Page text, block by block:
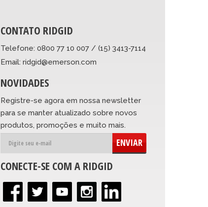
CONTATO RIDGID
Telefone: 0800 77 10 007 / (15) 3413-7114
Email: ridgid@emerson.com
NOVIDADES
Registre-se agora em nossa newsletter
para se manter atualizado sobre novos
produtos, promoções e muito mais.
ENVIAR
CONECTE-SE COM A RIDGID